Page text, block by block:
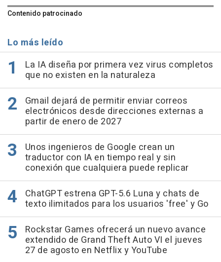
Contenido patrocinado
Lo más leído
La IA diseña por primera vez virus completos
que no existen en la naturaleza
Gmail dejará de permitir enviar correos
electrónicos desde direcciones externas a
partir de enero de 2027
Unos ingenieros de Google crean un
traductor con IA en tiempo real y sin
conexión que cualquiera puede replicar
ChatGPT estrena GPT-5.6 Luna y chats de
texto ilimitados para los usuarios 'free' y Go
Rockstar Games ofrecerá un nuevo avance
extendido de Grand Theft Auto VI el jueves
27 de agosto en Netflix y YouTube